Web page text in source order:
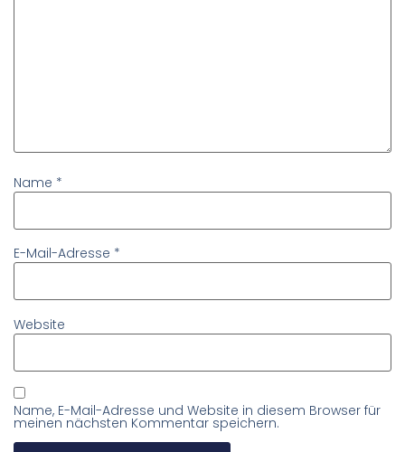
Name *
E-Mail-Adresse *
Website
Name, E-Mail-Adresse und Website in diesem Browser für
meinen nächsten Kommentar speichern.